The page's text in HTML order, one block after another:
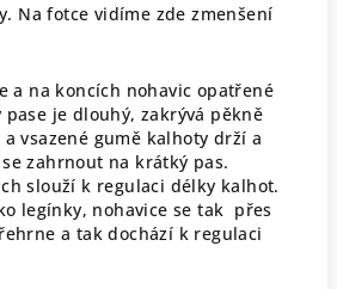
Na fotce vidíme zde zmenšení
a na koncích nohavic opatřené
je dlouhý, zakrývá pěkně
vsazené gumě kalhoty drží a
zahrnout na krátký pas.
slouží k regulaci délky kalhot.
legínky, nohavice se tak přes
a tak dochází k regulaci